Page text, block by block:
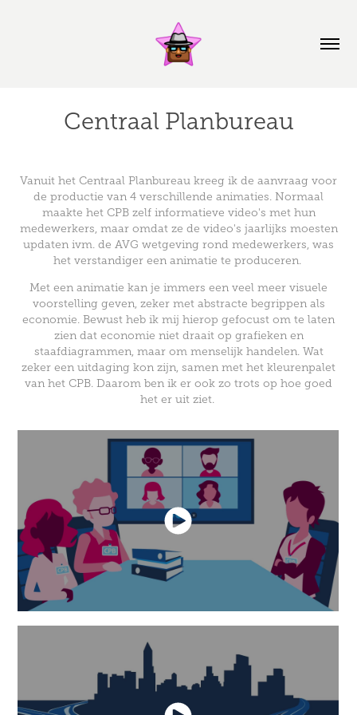
Centraal Planbureau
Vanuit het Centraal Planbureau kreeg ik de aanvraag voor
de productie van 4 verschillende animaties. Normaal
maakte het CPB zelf informatieve video's met hun
medewerkers, maar omdat ze de video's jaarlijks moesten
updaten ivm. de AVG wetgeving rond medewerkers, was
het verstandiger een animatie te produceren.
Met een animatie kan je immers een veel meer visuele
voorstelling geven, zeker met abstracte begrippen als
economie. Bewust heb ik mij hierop gefocust om te laten
zien dat economie niet draait op grafieken en
staafdiagrammen, maar om menselijk handelen. Wat
zeker een uitdaging kon zijn, samen met het kleurenpalet
van het CPB. Daarom ben ik er ook zo trots op hoe goed
het er uit ziet.